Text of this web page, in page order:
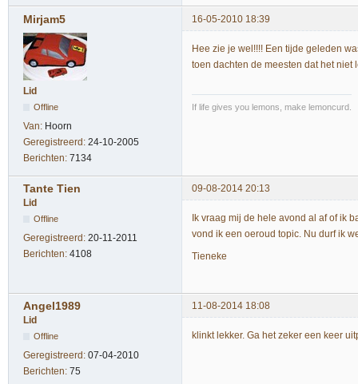
Mirjam5 16-05-2010 18:39
Lid
Offline
Van: Hoorn
Geregistreerd: 24-10-2005
Berichten: 7134
Hee zie je wel!!!! Een tijde geleden
toen dachten de meesten dat het niet
If life gives you lemons, make lemoncurd.
Tante Tien
09-08-2014 20:13
Lid
Offline
Geregistreerd: 20-11-2011
Berichten: 4108
Ik vraag mij de hele avond al af of ik
vond ik een oeroud topic. Nu durf ik
Tieneke
Angel1989
11-08-2014 18:08
Lid
Offline
Geregistreerd: 07-04-2010
Berichten: 75
klinkt lekker. Ga het zeker een keer